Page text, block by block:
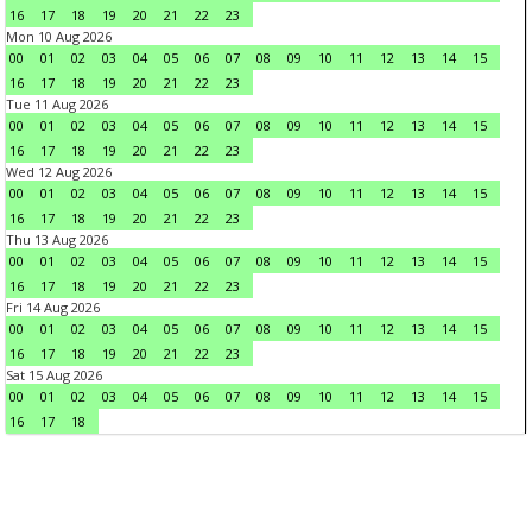
16
17 18 19 20 21 22
23
Mon 10 Aug 2026
00
01 02 03 04 05 06 07 08 09 10 11 12 13 14
15
16
17 18 19 20 21 22
23
Tue 11 Aug 2026
00
01 02 03 04 05 06 07 08 09 10 11 12 13 14
15
16
17 18 19 20 21 22
23
Wed 12 Aug 2026
00
01 02 03 04 05 06 07 08 09 10 11 12 13 14
15
16
17 18 19 20 21 22
23
Thu 13 Aug 2026
00
01 02 03 04 05 06 07 08 09 10 11 12 13 14
15
16
17 18 19 20 21 22
23
Fri 14 Aug 2026
00
01 02 03 04 05 06 07 08 09 10 11 12 13 14
15
16
17 18 19 20 21 22
23
Sat 15 Aug 2026
00
01 02 03 04 05 06 07 08 09 10 11 12 13 14
15
16
17 18